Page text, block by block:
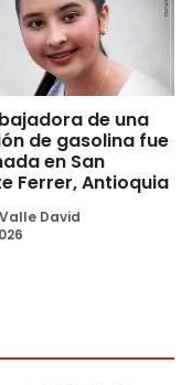
de una
de gasolina fue
en San
Ferrer, Antioquia
David